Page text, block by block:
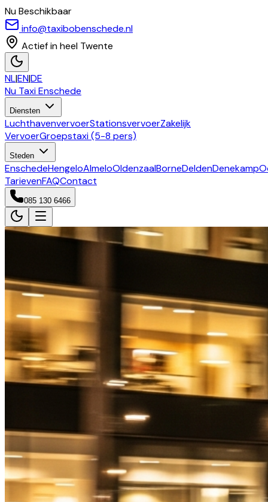
Nu Beschikbaar
info@taxibobenschede.nl
Actief in heel Twente
NL|EN|DE
Nu TaxiEnschede
Diensten
LuchthavenvervoerStationsvervoerZakelijk
VervoerGroepstaxi (5-8 pers)
Steden
EnschedeHengeloAlmeloOldenzaalBorneDeldenDenekamp
TarievenFAQContact
085 130 6466